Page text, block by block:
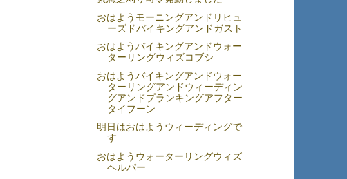
おはようモーニングアンドリヒュ
ーズドバイキングアンドガスト
おはようバイキングアンドウォー
ターリングウィズコブシ
おはようバイキングアンドウォー
ターリングアンドウィーディン
グアンドプランキングアフター
タイフーン
明日はおはようウィーディングで
す
おはようウォーターリングウィズ
ヘルパー